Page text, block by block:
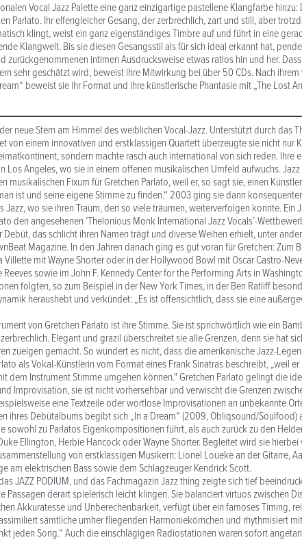
Vocal Jazz Palette eine ganz einzigartige pastellene Klangfarbe hinzu:
Parlato. Ihr elfengleicher Gesang, der zerbrechlich, zart und still, aber
klingt, weist ein ganz eigenständiges Timbre auf und führt in eine
Klangwelt. Bis sie diesen Gesangsstil als für sich ideal erkannt hat,
zurückgenommenen intimen Ausdrucksweise etwas ratlos hin und her.
sehr geschätzt wird, beweist ihre Mitwirkung bei über 50 CDs. Nach
beweist sie ihr Format und ihre künstlerische Phantasie mit „The Lost
neue Stern am Himmel des weiblichen Vocal-Jazz. Unterstützt durch das
von einem innovativen und erstklassigen Quartett überzeugte sie nicht nur
sondern machte rasch auch international von sich reden. Ihre
Los Angeles, wo sie in einem offenen musikalischen Umfeld aufwuchs.
musikalischen Fixum für Gretchen Parlato, weil er, so sagt sie, einen
ist und seine eigene Stimme zu finden.“ 2003 ging sie dann
Jazz, wo sie ihren Traum, den so viele träumen, weiterverfolgen konnte. Ein
den angesehenen ’Thelonious Monk International Jazz Vocals’-
das schlicht ihren Namen trägt und diverse Weihen erhielt, unter
Magazine. In den Jahren danach ging es gut voran für Gretchen: Zum
Villette mit Wayne Shorter oder in der Hollywood Bowl mit Oscar Castro-
Reeves sowie im John F. Kennedy Center for the Performing Arts in
folgten, so zum Beispiel in der New York Times, in der Ben Ratliff
heraushebt und verkündet: „Es ist offensichtlich, dass sie eine
von Gretchen Parlato ist ihre Stimme. Sie ist sprichwörtlich wie ein
Elegant und grazil überschreitet sie alle Grenzen, denn sie hat
zueigen gemacht. So wundert es nicht, dass die amerikanische Jazz-
als Vokal-Künstlerin vom Format eines Frank Sinatras beschreibt, „weil
dem Instrument Stimme umgehen können." Gretchen Parlato gelingt die
Improvisation, sie ist nicht vorhersehbar und verwischt die Grenzen
eine Textzeile oder wortlose Improvisationen an unbekannte
ihres Debütalbums begibt sich „In a Dream“ (2009, Obliqsound/Soulfood)
sowohl zu Parlatos Eigenkompositionen führt, als auch zurück zu den
Ellington, Herbie Hancock oder Wayne Shorter. Begleitet wird sie hierbei
von erstklassigen Musikern: Lionel Loueke an der Gitarre,
am elektrischen Bass sowie dem Schlagzeuger Kendrick Scott.
JAZZ PODIUM, und das Fachmagazin Jazz thing zeigte sich tief
Passagen derart spielerisch leicht klingen. Sie balanciert virtuos zwischen
Akkuratesse und Unberechenbarkeit, verfügt über ein famoses Timing,
sämtliche umher fliegenden Harmoniekörnchen und rhythmisiert
jeden Song.“ Auch die einschlägigen Radiostationen waren sofort